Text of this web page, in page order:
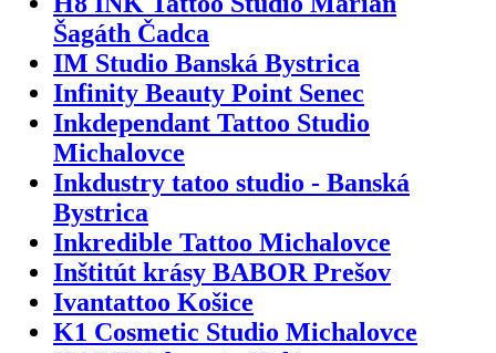
Šagáth Čadca
IM Studio Banská Bystrica
Infinity Beauty Point Senec
Inkdependant Tattoo Studio
Michalovce
Inkdustry tatoo studio - Banská
Bystrica
Inkredible Tattoo Michalovce
Inštitút krásy BABOR Prešov
Ivantattoo Košice
K1 Cosmetic Studio Michalovce